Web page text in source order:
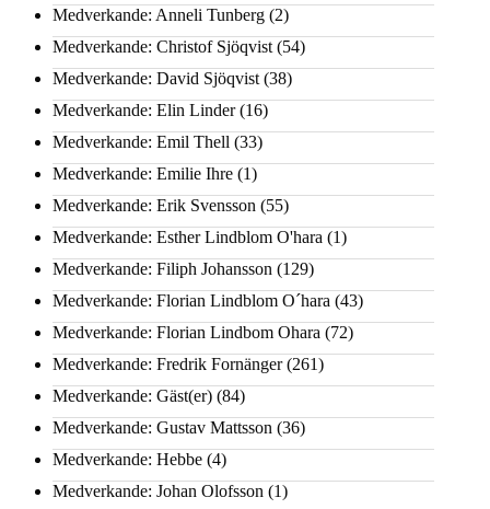
Medverkande: Anneli Tunberg (2)
Medverkande: Christof Sjöqvist (54)
Medverkande: David Sjöqvist (38)
Medverkande: Elin Linder(16)
Medverkande: Emil Thell (33)
Medverkande: Emilie Ihre (1)
Medverkande: Erik Svensson (55)
Medverkande: Esther Lindblom O'hara (1)
Medverkande: Filiph Johansson (129)
Medverkande: Florian Lindblom O´hara (43)
Medverkande: Florian Lindbom Ohara (72)
Medverkande: Fredrik Fornänger(261)
Medverkande: Gäst(er) (84)
Medverkande: Gustav Mattsson (36)
Medverkande: Hebbe (4)
Medverkande: Johan Olofsson (1)